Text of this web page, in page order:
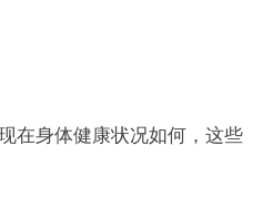
身体健康状况如何，这些